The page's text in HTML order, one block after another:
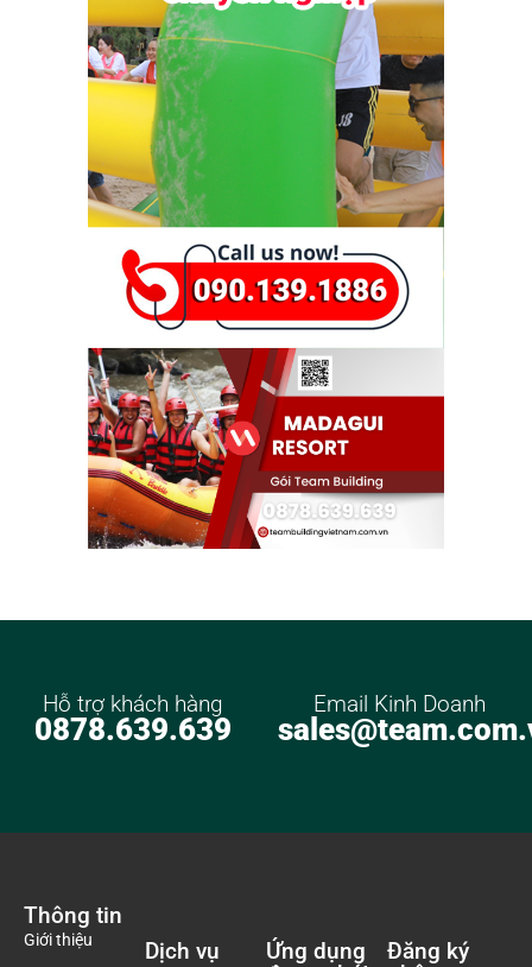
Hỗ trợ khách hàng
0878.639.639
Email Kinh Doanh
Thông tin
Giới thiệu
Dịch vụ
Ứng dụng
Đăng ký